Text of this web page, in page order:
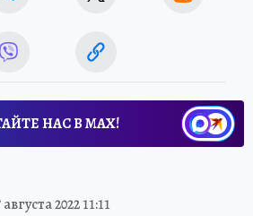
НАС В МАХ!
августа 2022 11:11